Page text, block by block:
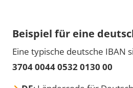
Beispiel für eine
Eine typische deutsche IBAN
3704 0044 0532 0130 00